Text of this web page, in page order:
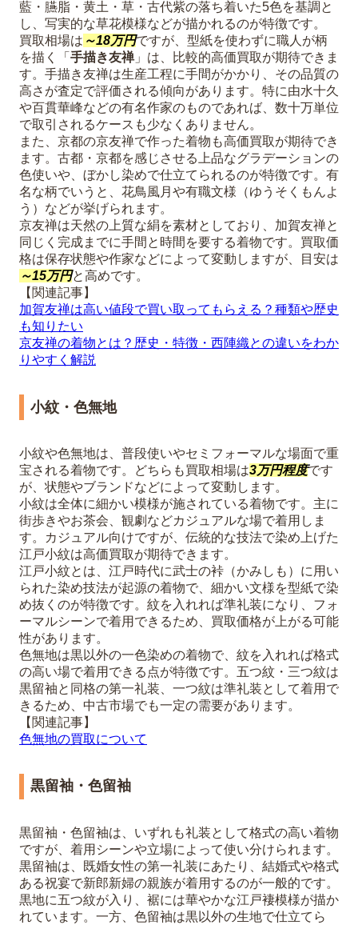
藍・臙脂・黄土・草・古代紫の落ち着いた5色を基調と
し、写実的な草花模様などが描かれるのが特徴です。
買取相場は ～18万円ですが、型紙を使わずに職人が柄
を描く「 手描き友禅」は、比較的高価買取が期待できま
す。手描き友禅は生産工程に手間がかかり、その品質の
高さが査定で評価される傾向があります。特に由水十久
や百貫華峰などの有名作家のものであれば、数十万単位
で取引されるケースも少なくありません。
また、京都の京友禅で作った着物も高価買取が期待でき
ます。古都・京都を感じさせる上品なグラデーションの
色使いや、ぼかし染めで仕立てられるのが特徴です。有
名な柄でいうと、花鳥風月や有職文様（ゆうそくもんよ
う）などが挙げられます。
京友禅は天然の上質な絹を素材としており、加賀友禅と
同じく完成までに手間と時間を要する着物です。買取価
格は保存状態や作家などによって変動しますが、目安は
～15万円と高めです。
【関連記事】
加賀友禅は高い値段で買い取ってもらえる？種類や歴史
も知りたい
京友禅の着物とは？歴史・特徴・西陣織との違いをわか
りやすく解説
小紋・色無地
小紋や色無地は、普段使いやセミフォーマルな場面で重
宝される着物です。どちらも買取相場は3万円程度です
が、状態やブランドなどによって変動します。
小紋は全体に細かい模様が施されている着物です。主に
街歩きやお茶会、観劇などカジュアルな場で着用しま
す。カジュアル向けですが、伝統的な技法で染め上げた
江戸小紋は高価買取が期待できます。
江戸小紋とは、江戸時代に武士の裃（かみしも）に用い
られた染め技法が起源の着物で、細かい文様を型紙で染
め抜くのが特徴です。紋を入れれば準礼装になり、フォ
ーマルシーンで着用できるため、買取価格が上がる可能
性があります。
色無地は黒以外の一色染めの着物で、紋を入れれば格式
の高い場で着用できる点が特徴です。五つ紋・三つ紋は
黒留袖と同格の第一礼装、一つ紋は準礼装として着用で
きるため、中古市場でも一定の需要があります。
【関連記事】
色無地の買取について
黒留袖・色留袖
黒留袖・色留袖は、いずれも礼装として格式の高い着物
ですが、着用シーンや立場によって使い分けられます。
黒留袖は、既婚女性の第一礼装にあたり、結婚式や格式
ある祝宴で新郎新婦の親族が着用するのが一般的です。
黒地に五つ紋が入り、裾には華やかな江戸褄模様が描か
れています。一方、色留袖は黒以外の生地で仕立てら